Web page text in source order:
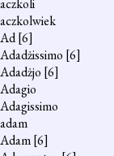
aczkoli
aczkolwiek
Ad[6]
Adadżissimo [6]
Adadżjo [6]
Adagio
Adagissimo
adam
Adam[6]